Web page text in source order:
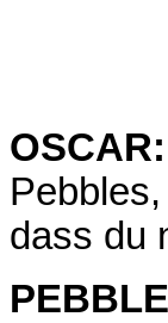
OSCAR:
dass du